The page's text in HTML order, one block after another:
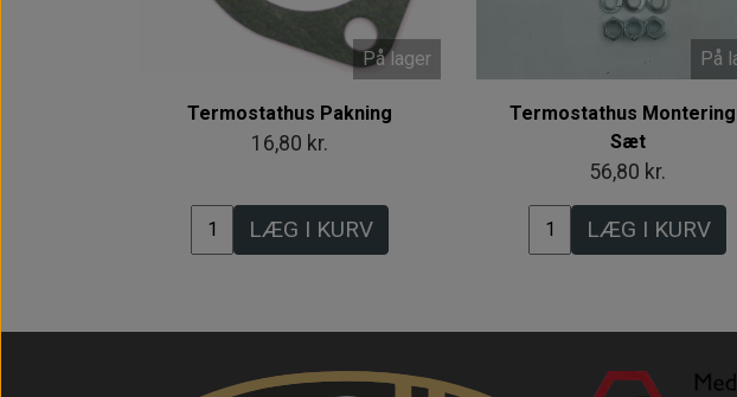
På lager
Termostathus Pakning
16,80 kr.
LÆG I KURV
På
Termostathus
Sæt
56,80 kr.
LÆG I KURV